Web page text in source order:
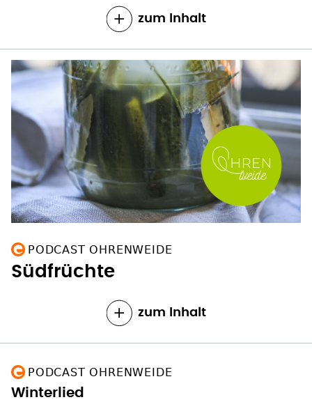
zum Inhalt
PODCAST OHRENWEIDE
Südfrüchte
zum Inhalt
PODCAST OHRENWEIDE
Winterlied